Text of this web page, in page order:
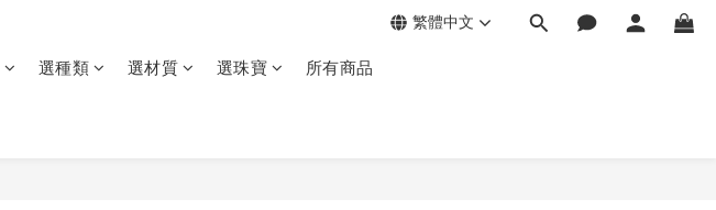
繁體中文
選種類 選材質 選珠寶
所有商品